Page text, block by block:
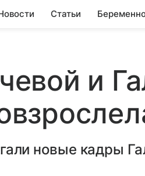
Статьи
и
новые кадры